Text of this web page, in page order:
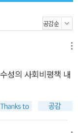
만 몰두하는 대신 국
력할 때 정치는 방
인하는 시민의 역할
법 발의를 앞두고 정
“잘하고 있다고, 같
을 인용하며, 시민
리에 ‘같이 돌파하
성의 사회비평책 내